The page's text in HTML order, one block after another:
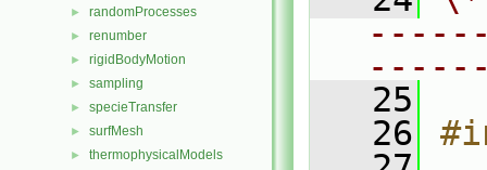
► randomProcesses
► renumber
► rigidBodyMotion
► sampling
► specieTransfer
► surfMesh
► thermophysicalModels
   25
   26